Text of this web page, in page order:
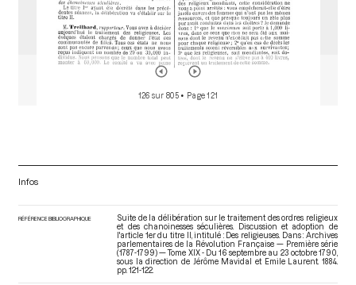
126 sur 805 • Page 121
Infos
RÉFÉRENCE BIBLIOGRAPHIQUE
Suite de la délibération sur le traitement des ordres religieux
et des chanoinesses séculières. Discussion et adoption de
l'article 1er du titre II, intitulé : Des religieuses. Dans : Archives
parlementaires de la Révolution Française — Première série
(1787-1799) — Tome XIX - Du 16 septembre au 23 octobre 1790
sous la direction de Jérôme Mavidal et Emile Laurent. 1884.
pp. 121-122.